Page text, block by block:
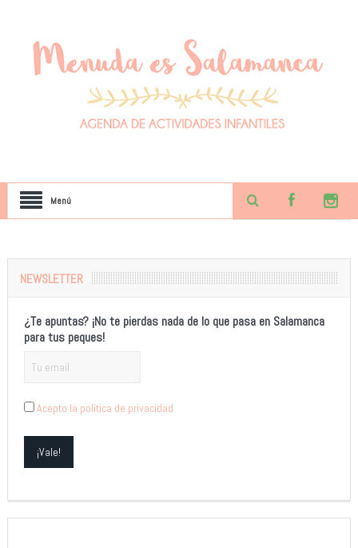
Menú
NEWSLETTER
¿Te apuntas? ¡No te pierdas nada de lo que pasa en Salamanca
para tus peques!
Acepto la política de privacidad